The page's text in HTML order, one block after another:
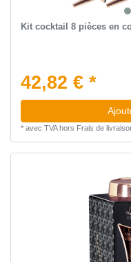
Kit cocktail 8 pièces en
42,82 € *
* avec TVAhors Frais de